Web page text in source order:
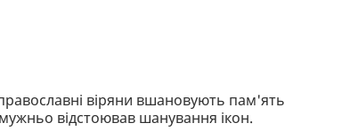
віряни вшановують пам'ять
відстоював шанування ікон.